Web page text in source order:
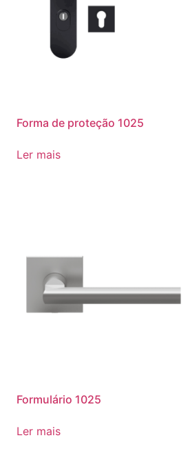
Forma de proteção 1025
Ler mais
Formulário 1025
Ler mais